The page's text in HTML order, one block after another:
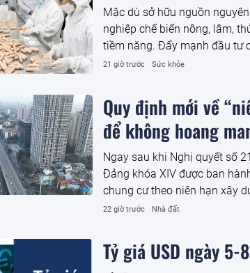
Mặc dù sở hữu nguồn
nghiệp chế biến nông, lâm,
tiềm năng. Đẩy mạnh đầu tư
triển logistics và hoàn thiện
nông sản Thủ đô tham gia
21 giờ trước Sức khỏe
Quy định mới về
để không hoang
Ngay sau khi Nghị quyết số
Đảng khóa XIV được ban
chung cư theo niên hạn xây
của người dân và thị trường
giá trị tài sản của người dân.
22 giờ trước Nhà đất
Tỷ giá USD ngày